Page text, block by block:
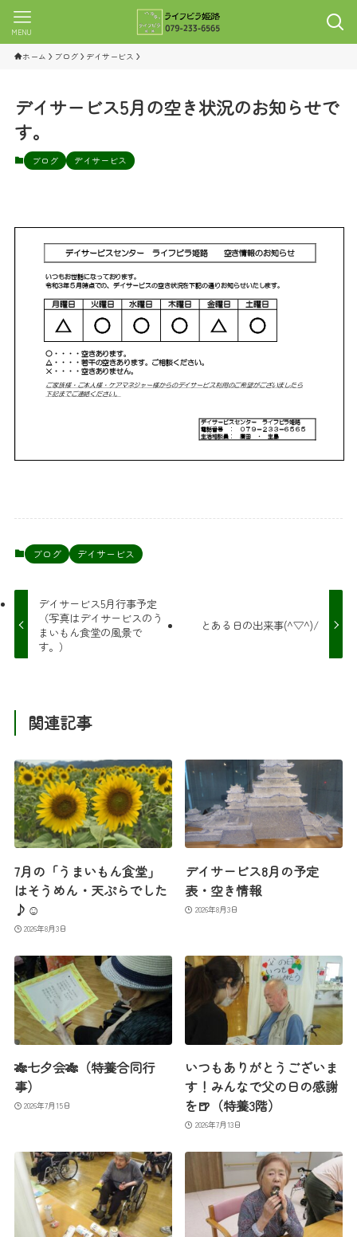
MENU
ホーム ブログ デイサービス
デイサービス5月の空き状況のお知らせで
す。
ブログ デイサービス
ブログ デイサービス
デイサービス5月行事予定
（写真はデイサービスのう
まいもん食堂の風景で
す。）
とある日の出来事(^▽^)/
関連記事
7月の「うまいもん食堂」
はそうめん・天ぷらでした
♪☺
2026年8月3日
デイサービス8月の予定
表・空き情報
2026年8月3日
🎋七夕会🎋（特養合同行
事）
2026年7月15日
いつもありがとうございま
す！みんなで父の日の感謝
を🍺（特養3階）
2026年7月13日